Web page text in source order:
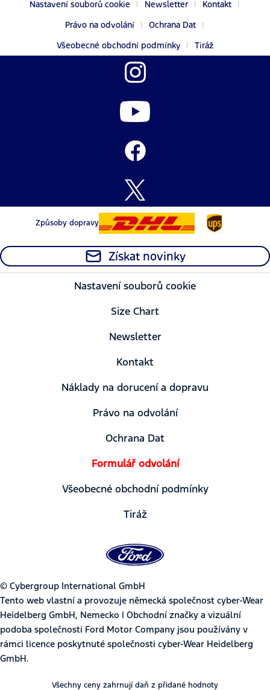
Nastavení souborů cookie Newsletter
Kontakt
Právo na odvolání
Ochrana Dat
Všeobecné obchodní podmínky
Tiráž
Způsoby dopravy
Získat novinky
Nastavení souborů cookie
Size Chart
Newsletter
Kontakt
Náklady na dorucení a dopravu
Právo na odvolání
Ochrana Dat
Formulář odvolání
Všeobecné obchodní podmínky
Tiráž
© Cybergroup International GmbH
Tento web vlastní a provozuje německá společnost cyber-Wear
Heidelberg GmbH, Nemecko | Obchodní značky a vizuální
podoba společnosti Ford Motor Company jsou používány v
rámci licence poskytnuté společnosti cyber-Wear Heidelberg
GmbH.
Všechny ceny zahrnují daň z přidané hodnoty